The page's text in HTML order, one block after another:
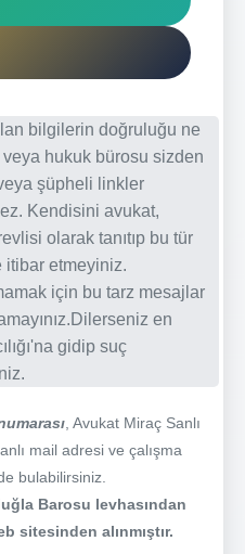
bilgilerin doğruluğu ne
hukuk bürosu sizden
şüpheli linkler
Kendisini avukat,
olarak tanıtıp bu tür
etmeyiniz.
için bu tarz mesajlar
en
gidip suç
, Avukat Miraç Sanlı
mail adresi ve çalışma
bulabilirsiniz.
Barosu levhasından
sitesinden alınmıştır.